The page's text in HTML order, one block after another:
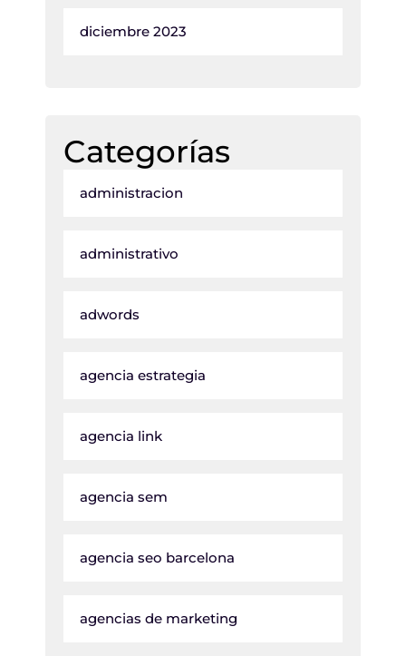
diciembre 2023
Categorías
administracion
administrativo
adwords
agencia estrategia
agencia link
agencia sem
agencia seo barcelona
agencias de marketing